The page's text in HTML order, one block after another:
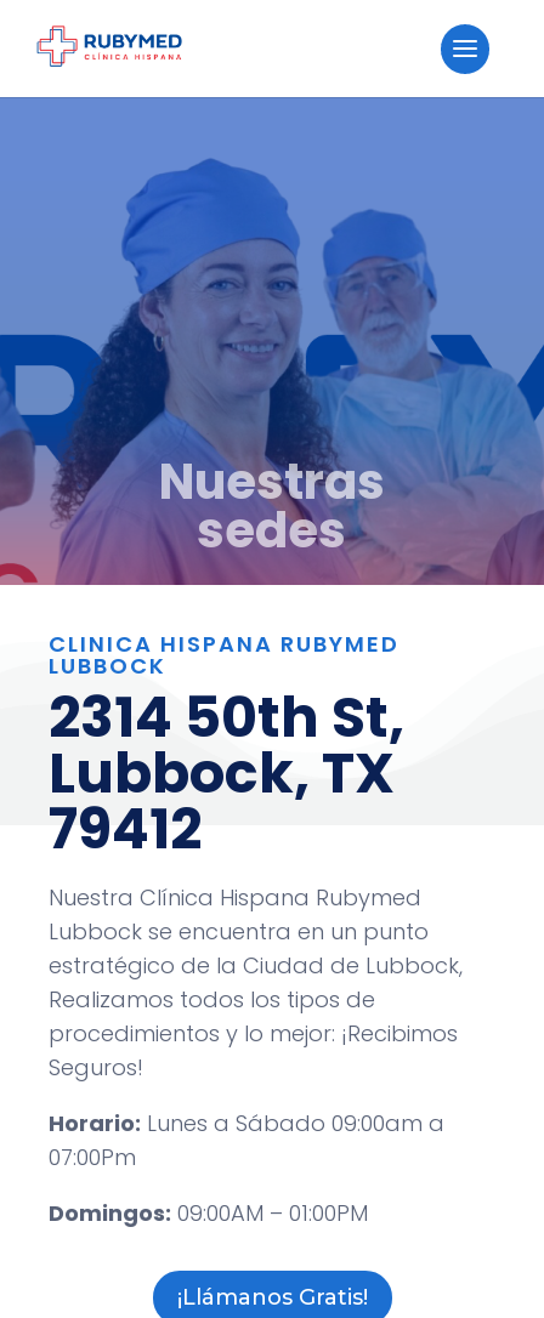
Nuestras
sedes
CLINICA HISPANA RUBYMED
LUBBOCK
2314 50th St,
Lubbock, TX
79412
Nuestra Clínica Hispana Rubymed
Lubbock se encuentra en un punto
estratégico de la Ciudad de Lubbock,
Realizamos todos los tipos de
procedimientos y lo mejor: ¡Recibimos
Seguros!
Horario: Lunes a Sábado 09:00am a
07:00Pm
Domingos: 09:00AM – 01:00PM
¡Llámanos Gratis!